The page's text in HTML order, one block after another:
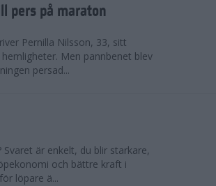
pers på maraton
Pernilla Nilsson, 33, sitt
Men pannbenet blev
persad...
är enkelt, du blir starkare,
och bättre kraft i
löpare ä...